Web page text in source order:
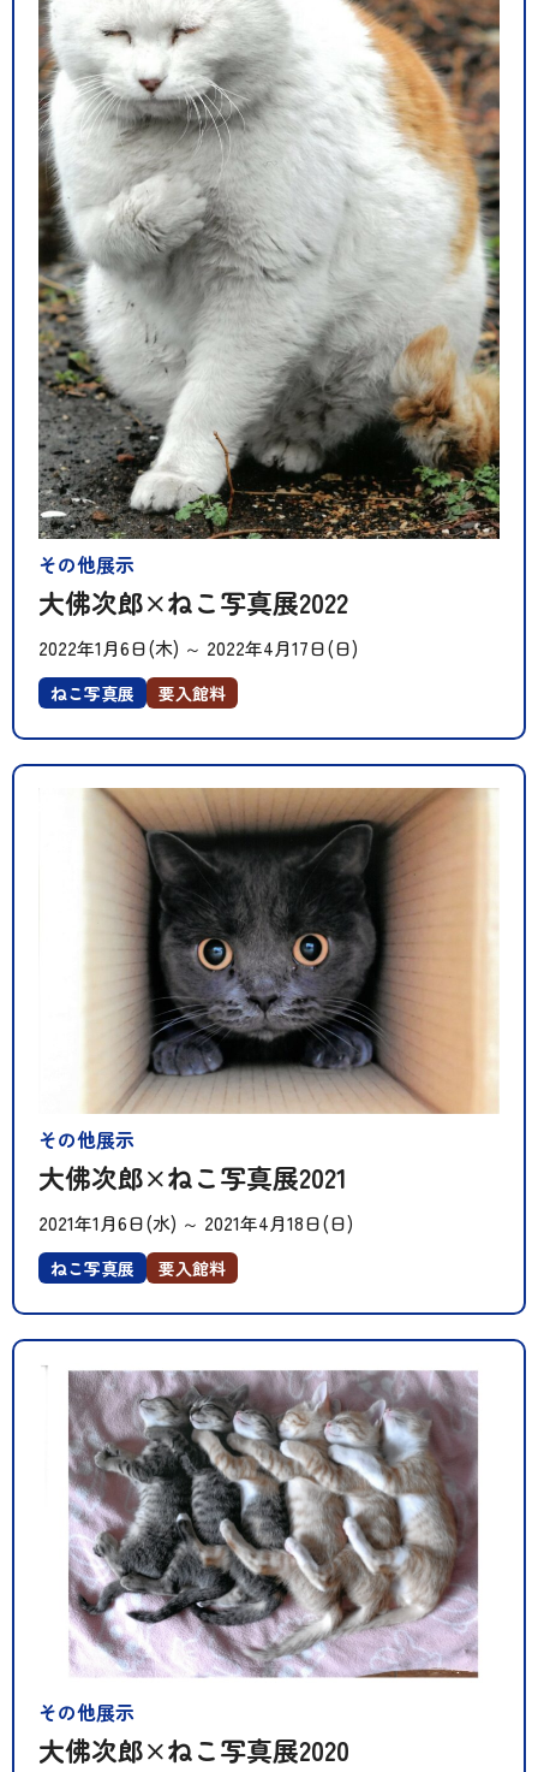
大佛次郎×ねこ写真展2022
その他展示
2022年1月6日(木) ～ 2022年4月17日(日)
ねこ写真展 要入館料
大佛次郎×ねこ写真展2021
その他展示
2021年1月6日(水) ～ 2021年4月18日(日)
ねこ写真展 要入館料
大佛次郎×ねこ写真展2020
その他展示